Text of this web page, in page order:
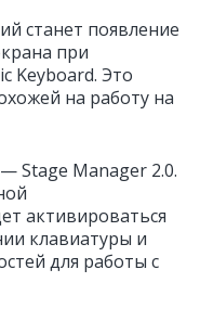
станет появление
при
Keyboard. Это
на работу на
Stage Manager 2.0.
активироваться
клавиатуры и
для работы с